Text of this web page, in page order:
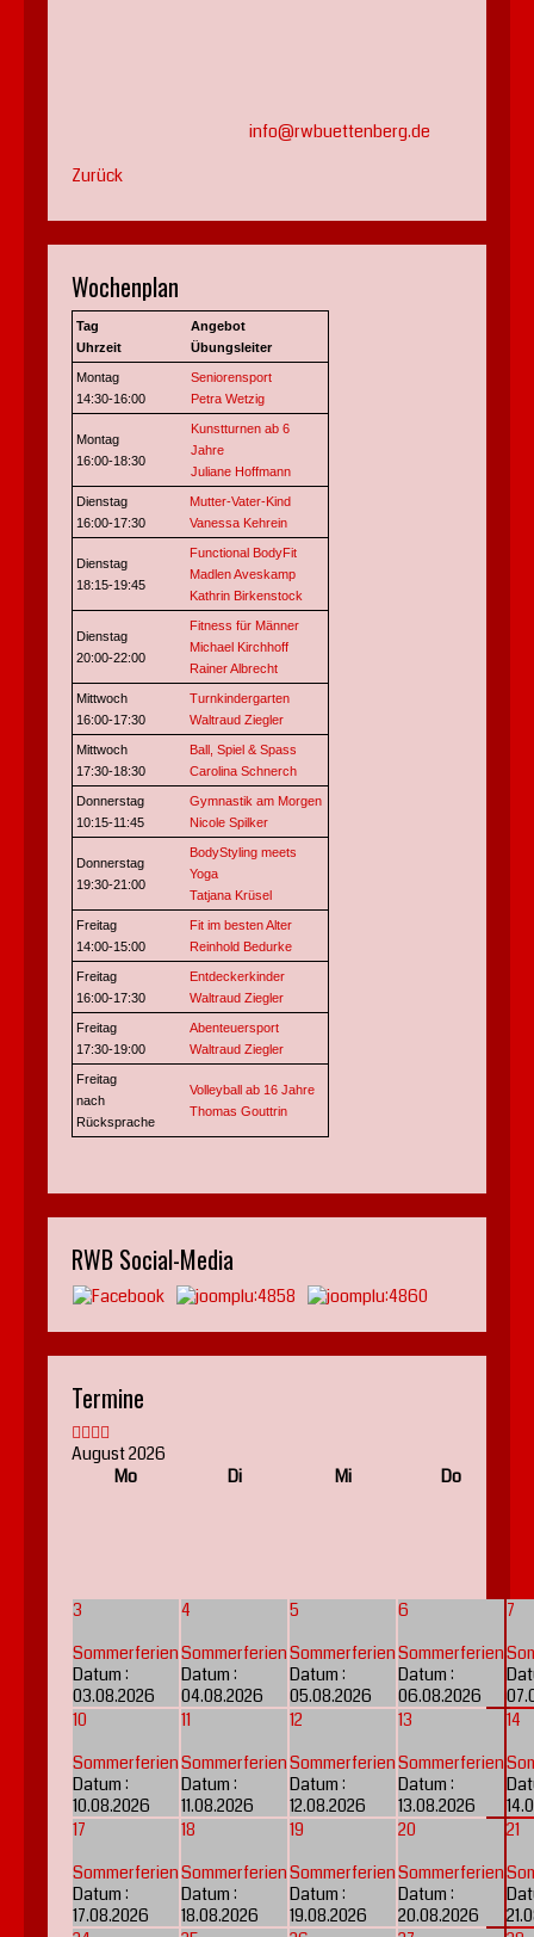
info@rwbuettenberg.de
Zurück
Wochenplan
Tag
Uhrzeit
Angebot
Übungsleiter
Montag
14:30-16:00
Seniorensport
Petra Wetzig
Montag
16:00-18:30
Kunstturnen ab 6
Jahre
Juliane Hoffmann
Dienstag
16:00-17:30
Mutter-Vater-Kind
Vanessa Kehrein
Dienstag
18:15-19:45
Functional BodyFit
Madlen Aveskamp
Kathrin Birkenstock
Dienstag
20:00-22:00
Fitness für Männer
Michael Kirchhoff
Rainer Albrecht
Mittwoch
16:00-17:30
Turnkindergarten
Waltraud Ziegler
Mittwoch
17:30-18:30
Ball, Spiel & Spass
Carolina Schnerch
Donnerstag
10:15-11:45
Gymnastik am Morgen
Nicole Spilker
Donnerstag
19:30-21:00
BodyStyling meets
Yoga
Tatjana Krüsel
Freitag
14:00-15:00
Fit im besten Alter
Reinhold Bedurke
Freitag
16:00-17:30
Entdeckerkinder
Waltraud Ziegler
Freitag
17:30-19:00
Abenteuersport
Waltraud Ziegler
Freitag
nach
Rücksprache
Volleyball ab 16 Jahre
Thomas Gouttrin
RWB Social-Media
Termine
August 2026
Mo
Di Mi Do
3
Sommerferien
Datum :
03.08.2026
4
Sommerferien
Datum :
04.08.2026
5
Sommerferien
Datum :
05.08.2026
6
Sommerferien
Datum :
06.08.2026
7
10
Sommerferien
Datum :
10.08.2026
11
Sommerferien
Datum :
11.08.2026
12
Sommerferien
Datum :
12.08.2026
13
Sommerferien
Datum :
13.08.2026
14
17
Sommerferien
Datum :
17.08.2026
18
Sommerferien
Datum :
18.08.2026
19
Sommerferien
Datum :
19.08.2026
20
Sommerferien
Datum :
20.08.2026
21